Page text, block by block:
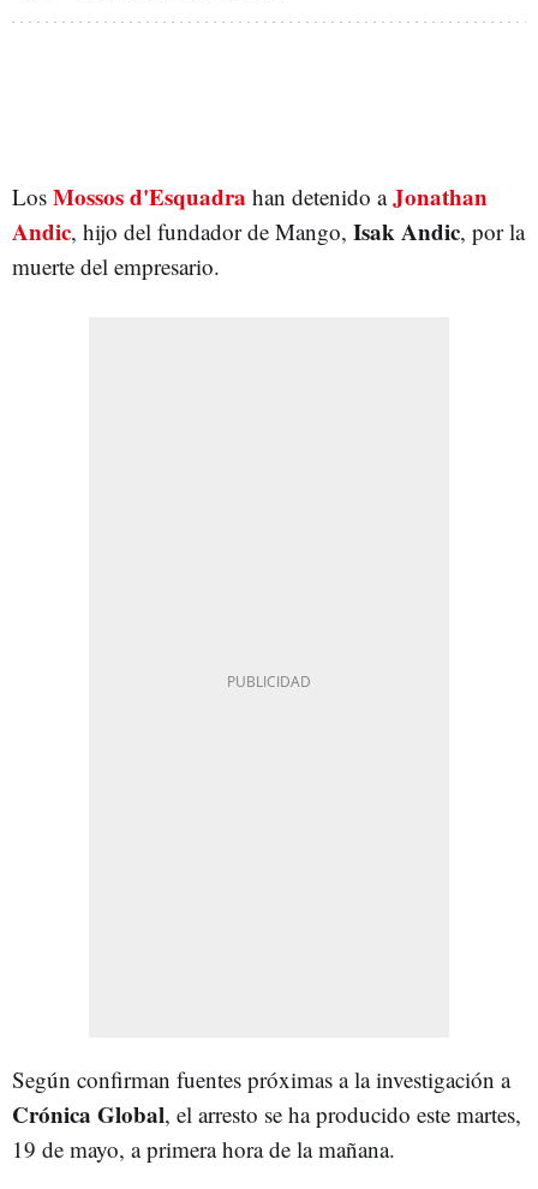
Los Mossos d'Esquadra han detenido aJonathan
Andic, hijo del fundador de Mango, Isak Andic, por la
muerte del empresario.
Según confirman fuentes próximas a la investigación a
Crónica Global, el arresto se ha producido este martes,
19 de mayo, a primera hora de la mañana.